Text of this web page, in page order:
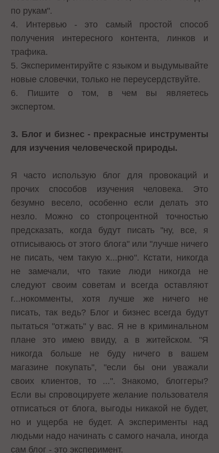
по рукам".
4. Интервью - это самый простой способ
получения интересного контента, линков и
трафика.
5. Экспериментируйте с языком и выдумывайте
новые словечки, только не переусердствуйте.
6. Пишите о том, в чем вы являетесь
экспертом.
3. Блог и бизнес - прекрасные инструменты
для изучения человеческой природы.
Я часто использую блог для провокаций и
прочих способов изучения человека. Это
безумно весело, особенно если делать это
незло. Можно со стопроцентной точностью
предсказать, когда будут писать "ну, все, я
отписываюсь от этого блога" или "лучше ничего
не писать, чем такую х...рню". Кстати, никогда
не замечали, что такие люди никогда не
следуют своим советам и всегда оставляют
г...нокомменты, хотя лучше же ничего не
писать, так ведь? Блог и бизнес всегда будут
пытаться "отжать" у вас. Я не в криминальном
плане это имею ввиду, а в житейском. "Я
никогда больше не буду ничего в вашем
магазине покупать", "если бы они уважали
своих клиентов, то ...". Знакомо, блоггеры?
Если вы спровоцируете желание пользователя
отписаться от блога, выгоды никакой не будет,
но и ущерба не будет. А эксперименты над
людьми надо начинать с самого начала, иногда
сам блог - это эксперимент.